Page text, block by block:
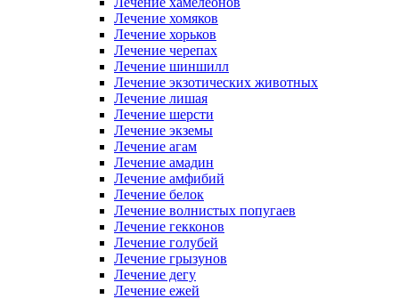
Лечение хомяков
Лечение хорьков
Лечение черепах
Лечение шиншилл
Лечение экзотических животных
Лечение лишая
Лечение шерсти
Лечение экземы
Лечение агам
Лечение амадин
Лечение амфибий
Лечение белок
Лечение волнистых попугаев
Лечение гекконов
Лечение голубей
Лечение грызунов
Лечение дегу
Лечение ежей